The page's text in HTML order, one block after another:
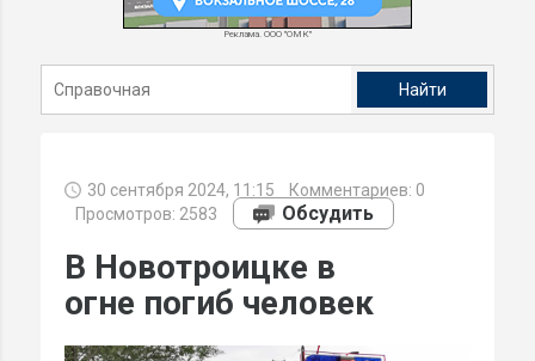
Реклама. ООО "ОМК"
30 сентября 2024, 11:15 Комментариев: 0
Просмотров: 2583
Обсудить
В Новотроицке в
огне погиб человек